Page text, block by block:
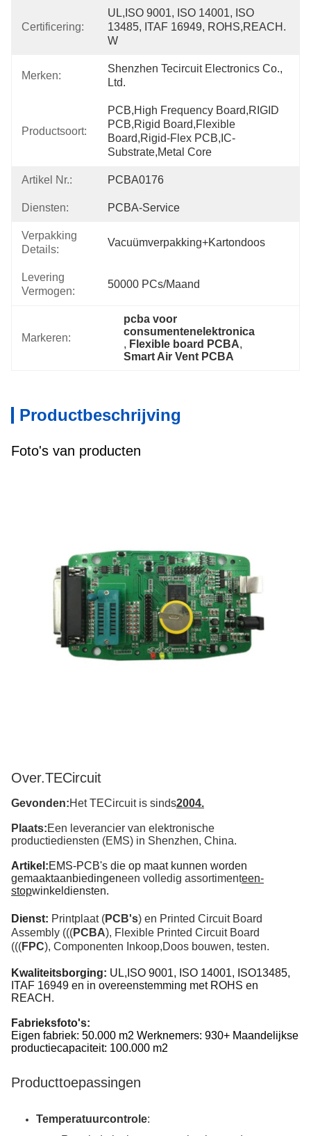
Certificering:
UL,ISO 9001, ISO 14001, ISO
13485, ITAF 16949, ROHS,REACH.
W
Merken:
Shenzhen Tecircuit Electronics Co.,
Ltd.
Productsoort:
PCB,High Frequency Board,RIGID
PCB,Rigid Board,Flexible
Board,Rigid-Flex PCB,IC-
Substrate,Metal Core
Artikel Nr.: PCBA0176
Diensten: PCBA-Service
Verpakking
Details:
Vacuümverpakking+kartondoos
Levering
Vermogen:
50000 PCs/maand
Markeren:
pcba voor
consumentenelektronica
, Flexible board PCBA,
Smart Air Vent PCBA
Productbeschrijving
Foto's van producten
Over.TECircuit
Gevonden:Het TECircuit is sinds2004.
Plaats:Een leverancier van elektronische
productiediensten (EMS) in Shenzhen, China.
Artikel:EMS-PCB's die op maat kunnen worden
gemaaktaanbiedingeneen volledig assortimenteen-
stopwinkeldiensten.
Dienst: Printplaat (PCB's) en Printed Circuit Board
Assembly (((PCBA), Flexible Printed Circuit Board
(((FPC), Componenten Inkoop,Doos bouwen, testen.
Kwaliteitsborging: UL,ISO 9001, ISO 14001, ISO13485,
ITAF 16949 en in overeenstemming met ROHS en
REACH.
Fabrieksfoto's:
Eigen fabriek: 50.000 m2 Werknemers: 930+ Maandelijkse
productiecapaciteit: 100.000 m2
Producttoepassingen
Temperatuurcontrole: